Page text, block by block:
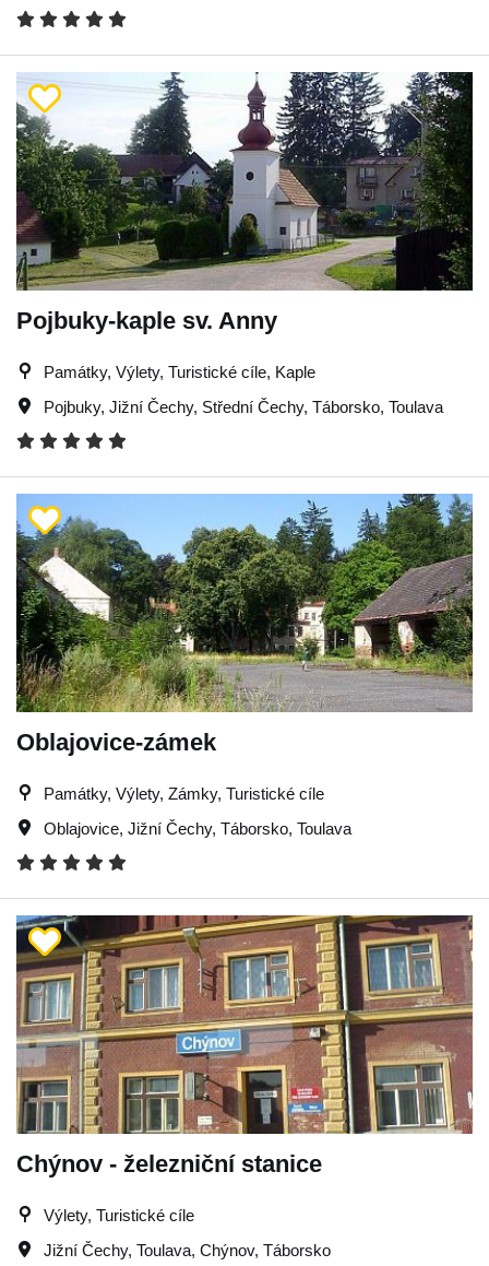
Pojbuky-kaple sv. Anny
Památky, Výlety, Turistické cíle, Kaple
Pojbuky, Jižní Čechy, Střední Čechy, Táborsko, Toulava
Oblajovice-zámek
Památky, Výlety, Zámky, Turistické cíle
Oblajovice, Jižní Čechy, Táborsko, Toulava
Chýnov - železniční stanice
Výlety, Turistické cíle
Jižní Čechy, Toulava, Chýnov, Táborsko